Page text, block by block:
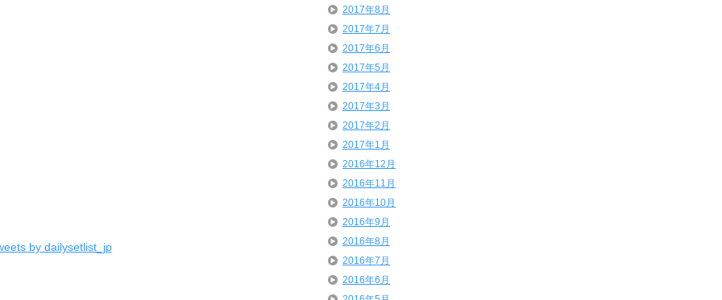
by dailysetlist_jp
2017年8月
2017年7月
2017年6月
2017年5月
2017年4月
2017年3月
2017年2月
2017年1月
2016年12月
2016年11月
2016年10月
2016年9月
2016年8月
2016年7月
2016年6月